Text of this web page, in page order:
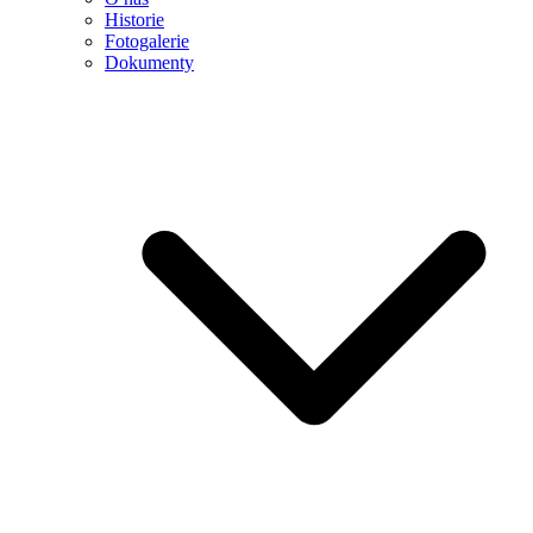
Historie
Fotogalerie
Dokumenty